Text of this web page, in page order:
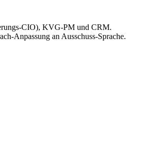
CIO), KVG-PM und CRM.
Anpassung an Ausschuss-Sprache.